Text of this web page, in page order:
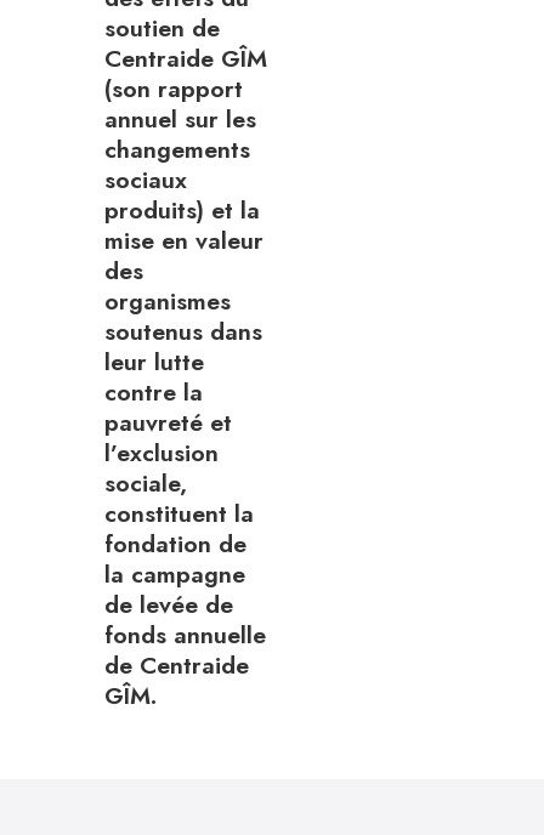
soutien de
Centraide GÎM
(son rapport
annuel sur les
changements
sociaux
produits) et la
mise en valeur
des
organismes
soutenus dans
leur lutte
contre la
pauvreté et
l’exclusion
sociale,
constituent la
fondation de
la campagne
de levée de
fonds annuelle
de Centraide
GÎM.